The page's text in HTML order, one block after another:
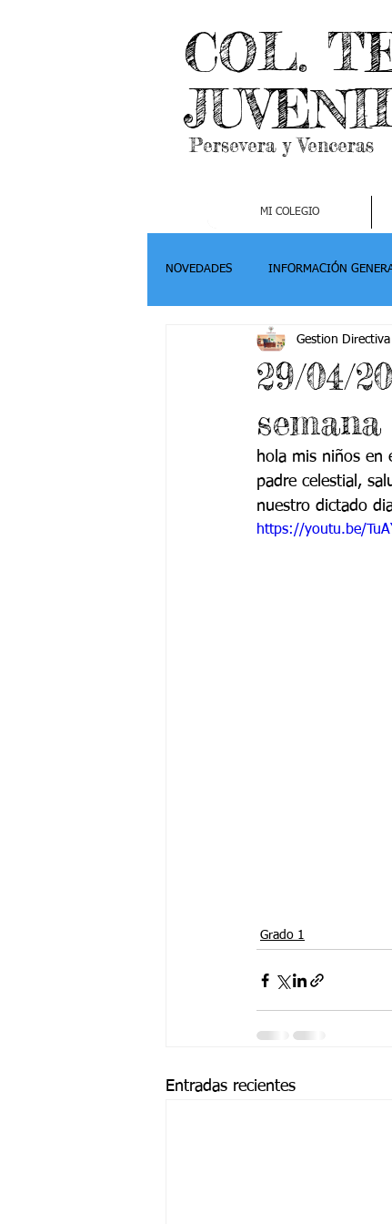
COL.
Persevera y Venceras
MI COLEGIO
NOVEDADES INFORMACIÓN
Grado 3
Grado 6 -2
Grado 9 -1 Grado 9 -2
29/04/
Gestion Directiva
hola mis niños en
padre celestial,
nuestro dictado
https://youtu.be/
Grado 1
Entradas recientes